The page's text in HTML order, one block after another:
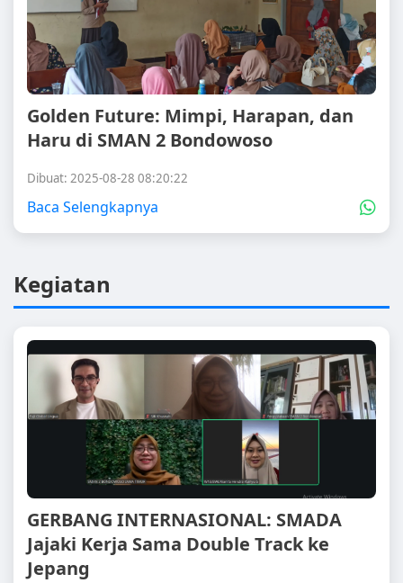
Golden Future: Mimpi, Harapan, dan
Haru di SMAN 2 Bondowoso
Dibuat: 2025-08-28 08:20:22
Baca Selengkapnya
Kegiatan
GERBANG INTERNASIONAL: SMADA
Jajaki Kerja Sama Double Track ke
Jepang